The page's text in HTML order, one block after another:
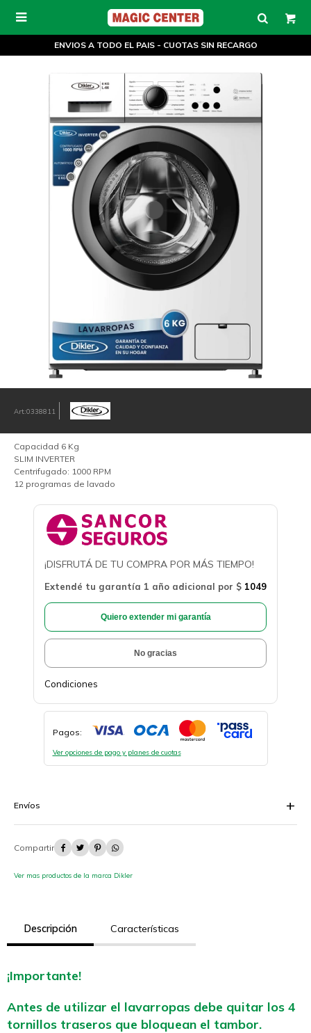

ENVIOS A TODO EL PAIS - CUOTAS SIN RECARGO
0338811
Capacidad 6 Kg
SLIM INVERTER
Centrifugado: 1000 RPM
12 programas de lavado
¡DISFRUTÁ DE TU COMPRA POR MÁS TIEMPO!
Extendé tu garantía 1 año adicional por $ 1049
Quiero extender mi garantía
No gracias
Condiciones
Pagos:
Ver opciones de pago y planes de cuotas
Envíos
   
Ver mas productos de la marca Dikler
Descripción Características
¡Importante!
Antes de utilizar el lavarropas debe quitar los 4
tornillos traseros que bloquean el tambor.